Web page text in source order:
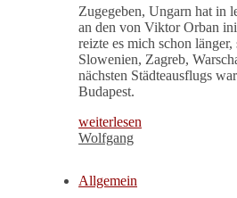
Zugegeben, Ungarn hat in
an den von Viktor Orban
reizte es mich schon
Slowenien, Zagreb,
nächsten Städteausflugs
Budapest.
weiterlesen
Wolfgang
Allgemein